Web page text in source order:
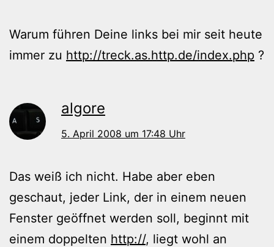
Warum führen Deine links bei mir seit heute
immer zu http://treck.as.http.de/index.php ?
algore
5. April 2008 um 17:48 Uhr
Das weiß ich nicht. Habe aber eben
geschaut, jeder Link, der in einem neuen
Fenster geöffnet werden soll, beginnt mit
einem doppelten http://, liegt wohl an